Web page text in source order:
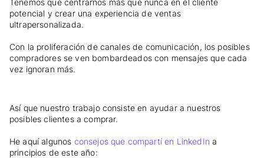
potencial y crear una experiencia de ventas
ultrapersonalizada.
Con la proliferación de canales de comunicación, los posibles
compradores se ven bombardeados con mensajes que cada
vez ignoran más.
Así que nuestro trabajo consiste en ayudar a nuestros
posibles clientes a comprar.
He aquí algunos consejos que compartí en LinkedIn a
principios de este año: